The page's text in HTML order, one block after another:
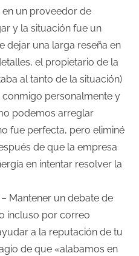
un proveedor de
y la situación fue un
dejar una larga reseña en
el propietario de la
al tanto de la situación)
personalmente y
podemos arreglar
fue perfecta, pero eliminé
de que la empresa
en intentar resolver la
Mantener un debate de
incluso por correo
a la reputación de tu
de que «alabamos en